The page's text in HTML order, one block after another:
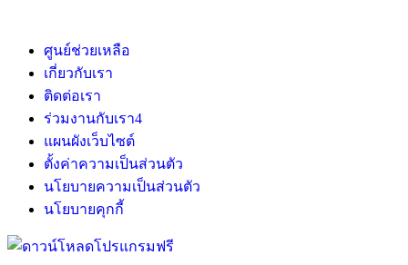
ศูนย์ช่วยเหลือ
เกี่ยวกับเรา
ติดต่อเรา
ร่วมงานกับเรา4
แผนผังเว็บไซต์
ตั้งค่าความเป็นส่วนตัว
นโยบายความเป็นส่วนตัว
นโยบายคุกกี้